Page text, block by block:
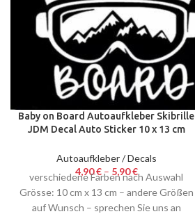
Baby on Board Autoaufkleber Skibrille
JDM Decal Auto Sticker 10 x 13 cm
Autoaufkleber / Decals
4,90€– 5,90€
verschiedene Farben nach Auswahl
Grösse: 10 cm x 13 cm – andere Größen
auf Wunsch – sprechen Sie uns an